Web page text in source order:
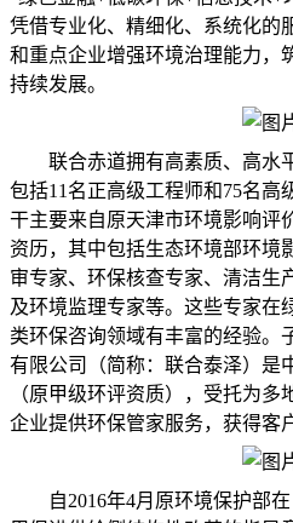
凭借专业化、精细化、系统化的
和重点企业增强环境治理能力，
持续发展。
联合赤道拥有高素质、高水
包括11名正高级工程师和75名高
干主要来自原天津市环境影响评
资历，其中包括生态环境部环境
审专家、环保核查专家、清洁生
及环境监理专家等。这些专家在
类环保咨询领域有丰富的经验。
有限公司（简称：联合泰泽）是
（原甲级环评资质），受托为
企业提供环保管家服务，获得客
自2016年4月原环境保护部